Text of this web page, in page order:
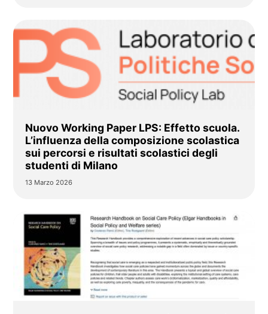
Nuovo Working Paper LPS: Effetto scuola.
L’influenza della composizione scolastica
sui percorsi e risultati scolastici degli
studenti di Milano
13 Marzo 2026